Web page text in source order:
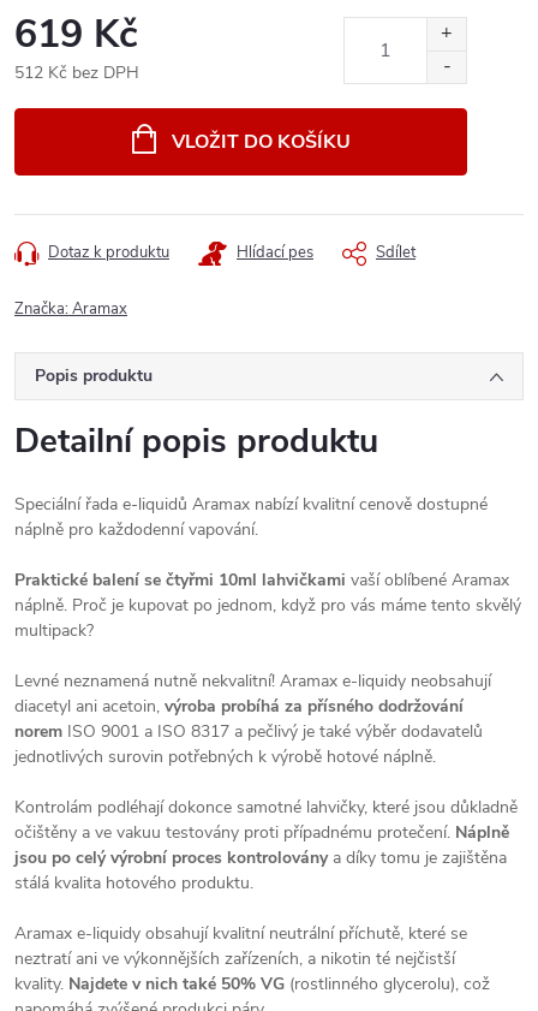
619 Kč
512 Kč bez DPH
VLOŽIT DO KOŠÍKU
Dotaz k produktu Hlídací pes Sdílet
Značka:Aramax
Popis produktu
Detailní popis produktu
Speciální řada e-liquidů Aramax nabízí kvalitní cenově dostupné
náplně pro každodenní vapování.
Praktické balení se čtyřmi 10ml lahvičkami vaší oblíbené Aramax
náplně. Proč je kupovat po jednom, když pro vás máme tento skvělý
multipack?
Levné neznamená nutně nekvalitní! Aramax e-liquidy neobsahují
diacetyl ani acetoin, výroba probíhá za přísného dodržování
norem ISO 9001 a ISO 8317 a pečlivý je také výběr dodavatelů
jednotlivých surovin potřebných k výrobě hotové náplně.
Kontrolám podléhají dokonce samotné lahvičky, které jsou důkladně
očištěny a ve vakuu testovány proti případnému protečení. Náplně
jsou po celý výrobní proces kontroloványa díky tomu je zajištěna
stálá kvalita hotového produktu.
Aramax e-liquidy obsahují kvalitní neutrální příchutě, které se
neztratí ani ve výkonnějších zařízeních, a nikotin té nejčistší
kvality. Najdete v nich také 50% VG (rostlinného glycerolu), což